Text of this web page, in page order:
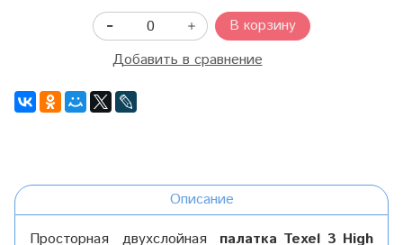
В корзину
Добавить в сравнение
Описание
Просторная двухслойная палатка Texel 3 High